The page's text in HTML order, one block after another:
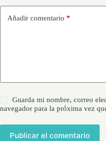
Añadir comentario *
Guarda mi nombre, correo
navegador para la próxima vez
Publicar el comentario